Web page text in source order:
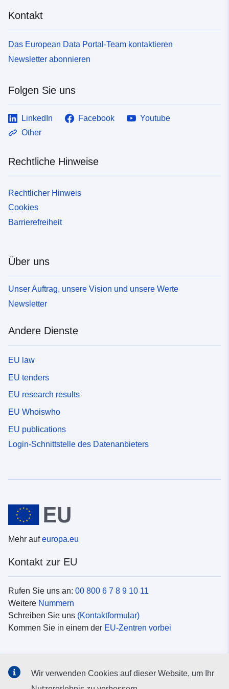
Zonenabgrenzung jedoch bestimmte Bereiche, die nicht
der Gefahr ausgesetzt sind, als Verschreibungszone
einstufen (siehe Definition der ZonePPR-Klasse).
Kontakt
Das European Data Portal-Team kontaktieren
Newsletter abonnieren
Folgen Sie uns
LinkedIn Facebook
Youtube
Other
Rechtliche Hinweise
Rechtlicher Hinweis
Cookies
Barrierefreiheit
Über uns
Unser Auftrag, unsere Vision und unsere Werte
Newsletter
Andere Dienste
EU law
EU tenders
EU research results
EU Whoiswho
EU publications
Login-Schnittstelle des Datenanbieters
Mehr aufeuropa.eu
Kontakt zur EU
Rufen Sie uns an: 00 800 6 7 8 9 10 11
Weitere Nummern
Schreiben Sie uns (Kontaktformular)
Kommen Sie in einem der EU-Zentren vorbei
Wir verwenden Cookies auf dieser Website, um Ihr